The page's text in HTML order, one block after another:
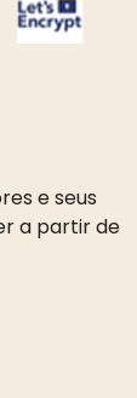
e seus
a partir de